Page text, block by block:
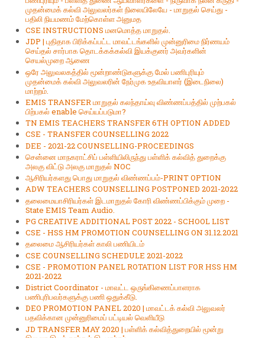
முதன்மைக்‌ கல்வி அலுவலர்கள்‌ நிலையிலேயே - மாறுதல்‌ செய்து -
பதிலி நியமணம்‌ மேற்கொள்ள அனுமத
CSE INSTRUCTIONS மனமொத்த மாறுதல்.
JDP | புதிதாக பிரிக்கப்பட்ட மாவட்டங்களில் முன்னுரிமை நிர்ணயம்
செய்தல் சார்பாக தொடக்கக்கல்வி இயக்குனர் அவர்களின்
செயல்முறை ஆணை
ஒரே அலுவலகத்தில்‌ மூன்றாண்டுகளுக்கு மேல்‌ பணிபுரியும்‌
முதன்மைக்‌ கல்வி அலுவலரின்‌ நேர்முக உதவியாளர்‌ (இடைநிலை)
மாற்றம்‌.
EMIS TRANSFER மாறுதல் கலந்தாய்வு விண்ணப்பத்தில் முற்பகல்
பிற்பகல் enable செய்யப்படுமா?
TN EMIS TEACHERS TRANSFER 6TH OPTION ADDED
CSE - TRANSFER COUNSELLING 2022
DEE - 2021-22 COUNSELLING-PROCEEDINGS
சென்னை மாநகராட்சிப் பள்ளியிலிருந்து பள்ளிக் கல்வித் துறைக்கு
அலகு விட்டு அலகு மாறுதல் NOC
ஆசிரியர்களது பொது மாறுதல் விண்ணப்பம்-PRINT OPTION
ADW TEACHERS COUNSELLING POSTPONED 2021-2022
தலைமையாசிரியர்கள் இடமாறுதல் கோரி விண்ணப்பிக்கும் முறை -
State EMIS Team Audio.
PG CREATIVE ADDITIONAL POST 2022 - SCHOOL LIST
CSE - HSS HM PROMOTION COUNSELLING ON 31.12.2021
தலைமை ஆசிரியர்கள் காலி பணியிடம்
CSE COUNSELLING SCHEDULE 2021-2022
CSE - PROMOTION PANEL ROTATION LIST FOR HSS HM
2021-2022
District Coordinator - மாவட்ட ஒருங்கிணைப்பாளராக
பணிபுரிபவர்களுக்கு பணி ஒதுக்கீடு.
DEO PROMOTION PANEL 2020 | மாவட்டக் கல்வி அலுவலர்
பதவிக்கான முன்னுரிமைப் பட்டியல் வெளியீடு
JD TRANSFER MAY 2020 | பள்ளிக் கல்வித்துறையில் மூன்று